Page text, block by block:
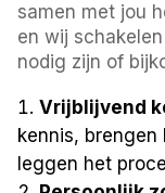
samen met jou
en wij
nodig zijn of
Vrijblijvend
kennis, brengen
leggen het